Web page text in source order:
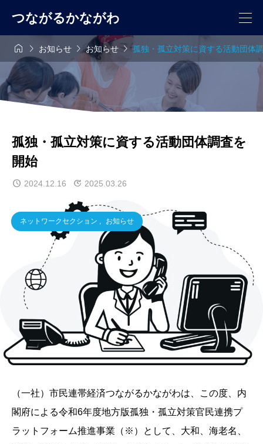
つながるかながわ
  お知らせ お知らせ孤独・孤立対策に資する活動団体
孤独・孤立対策に資する活動団体調査を
開始
2024.12.16 2025.03.26
ネットワークセクション , お知らせ
（一社）市民連帯経済つながるかながわは、この度、内
閣府による令和6年度地方版孤独・孤立対策官民連携プ
ラットフォーム推進事業（※）として、大和、海老名、